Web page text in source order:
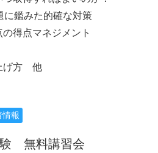
に鑑みた的確な対策
の得点マネジメント
げ方 他
情報
無料講習会